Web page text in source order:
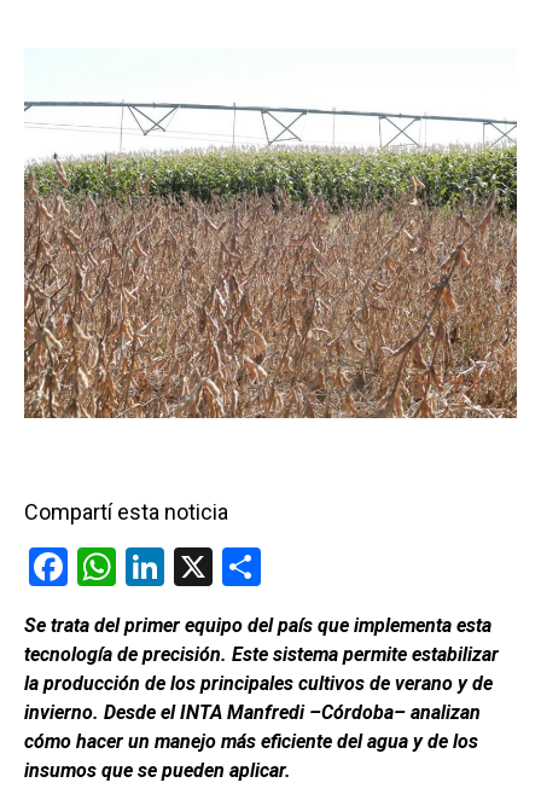
Compartí esta noticia
F
ce
b
o
o
W
h
at
s
A
p
Li
ke
dI
n
X
o
m
p
ar
tir
Se trata del primer equipo del país que implementa esta
tecnología de precisión. Este sistema permite estabilizar
la producción de los principales cultivos de verano y de
invierno. Desde el INTA Manfredi –Córdoba– analizan
cómo hacer un manejo más eficiente del agua y de los
insumos que se pueden aplicar.